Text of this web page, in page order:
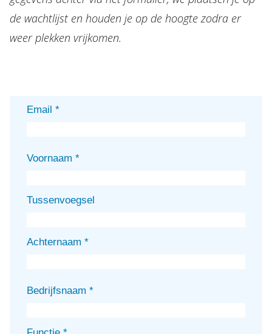
de wachtlijst en houden je op de hoogte zodra er
weer plekken vrijkomen.